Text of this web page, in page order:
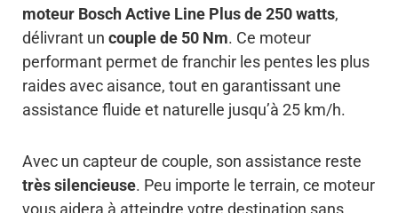
moteur Bosch Active Line Plus de 250 watts,
délivrant un couple de 50 Nm. Ce moteur
performant permet de franchir les pentes les plus
raides avec aisance, tout en garantissant une
assistance fluide et naturelle jusqu’à 25 km/h.
Avec un capteur de couple, son assistance reste
très silencieuse. Peu importe le terrain, ce moteur
vous aidera à atteindre votre destination sans